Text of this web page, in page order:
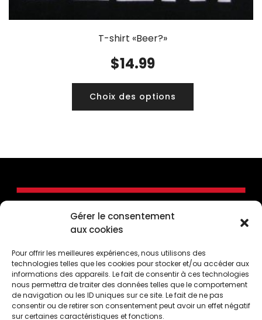
Gérer le consentement
aux cookies
Pour offrir les meilleures expériences, nous utilisons des
technologies telles que les cookies pour stocker et/ou accéder aux
informations des appareils. Le fait de consentir à ces technologies
nous permettra de traiter des données telles que le comportement
de navigation ou les ID uniques sur ce site. Le fait de ne pas
consentir ou de retirer son consentement peut avoir un effet négatif
sur certaines caractéristiques et fonctions.
T-shirt «Beer?»
$14.99
Choix des options
CONTACTEZ-NOUS